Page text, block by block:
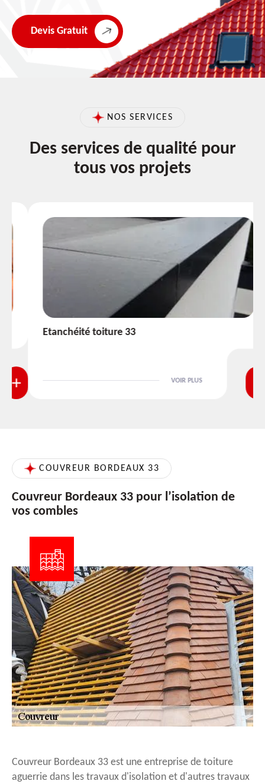
Devis Gratuit
NOS SERVICES
Des services de qualité pour
tous vos projets
Etanchéité toiture 33
VOIR PLUS
COUVREUR BORDEAUX 33
Couvreur Bordeaux 33 pour l’isolation de
vos combles
Couvreur Bordeaux 33 est une entreprise de toiture
aguerrie dans les travaux d'isolation et d'autres travaux